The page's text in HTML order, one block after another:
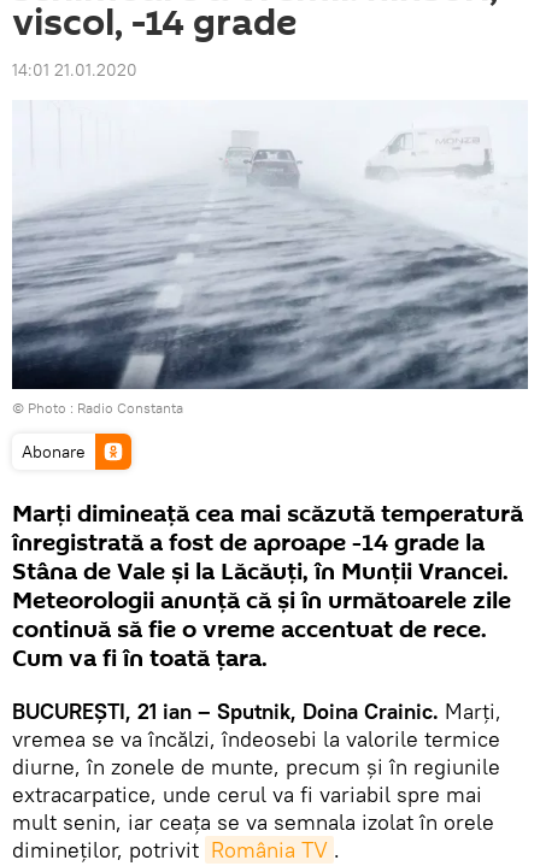
viscol, -14 grade
14:01 21.01.2020
© Photo : Radio Constanta
Abonare
Marţi dimineaţă cea mai scăzută temperatură
înregistrată a fost de aproape -14 grade la
Stâna de Vale şi la Lăcăuţi, în Munţii Vrancei.
Meteorologii anunţă că şi în următoarele zile
continuă să fie o vreme accentuat de rece.
Cum va fi în toată ţara.
BUCUREŞTI, 21 ian – Sputnik, Doina Crainic. Marţi,
vremea se va încălzi, îndeosebi la valorile termice
diurne, în zonele de munte, precum și în regiunile
extracarpatice, unde cerul va fi variabil spre mai
mult senin, iar ceața se va semnala izolat în orele
dimineților, potrivit România TV .